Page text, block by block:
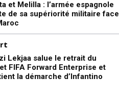
et Melilla : l’armée espagnole
de sa supériorité militaire face
Lekjaa salue le retrait du
FIFA Forward Enterprise et
la démarche d’Infantino